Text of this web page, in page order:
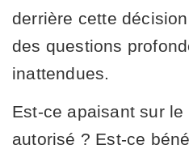
derrière cette
des questions
inattendues.
Est-ce apaisant sur
autorisé ? Est-ce